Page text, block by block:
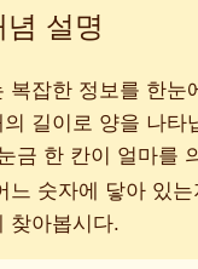
설명
복잡한 정보를 한
길이로 양을 나
금 한 칸이 얼마를
느 숫자에 닿아 있
찾아봅시다.